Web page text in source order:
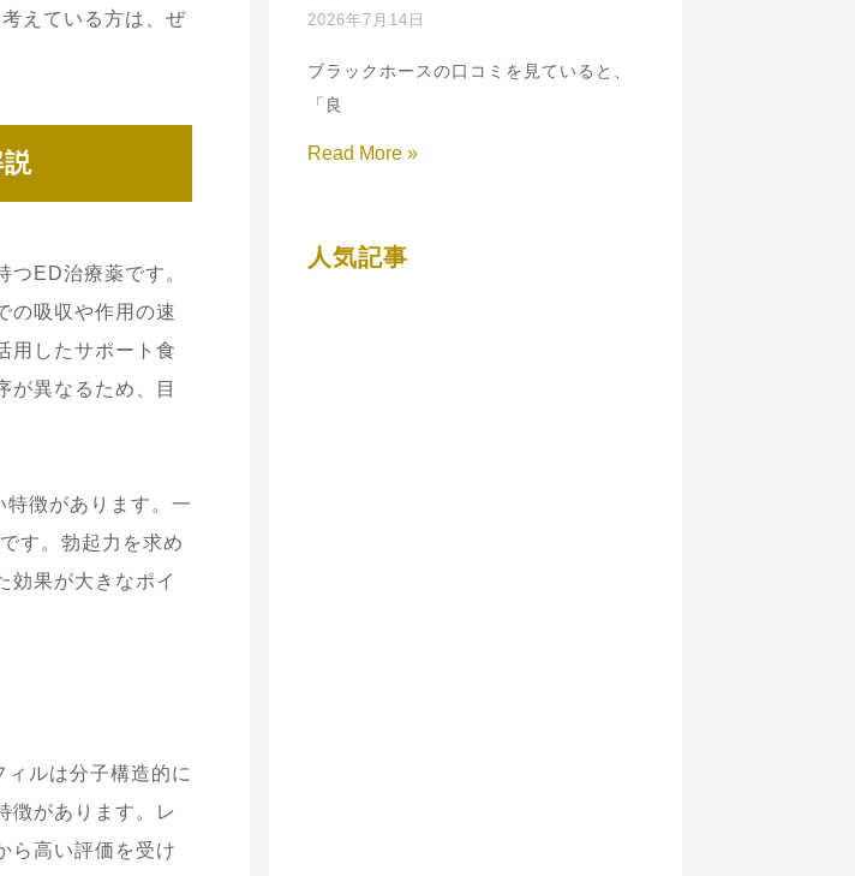
えている方は、ぜ
ED治療薬です。
の吸収や作用の速
用したサポート食
が異なるため、目
徴があります。一
す。勃起力を求め
効果が大きなポイ
ルは分子構造的に
徴があります。レ
ら高い評価を受け
2026年7月14日
ブラックホースの口コミを見ていると、
「良
Read More »
人気記事